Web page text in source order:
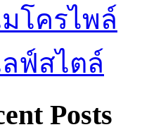
โครไพล์
ฟ์สไตล์
Posts